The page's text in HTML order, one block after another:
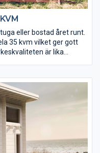
eller bostad året runt.
35 kvm vilket ger gott
är lika